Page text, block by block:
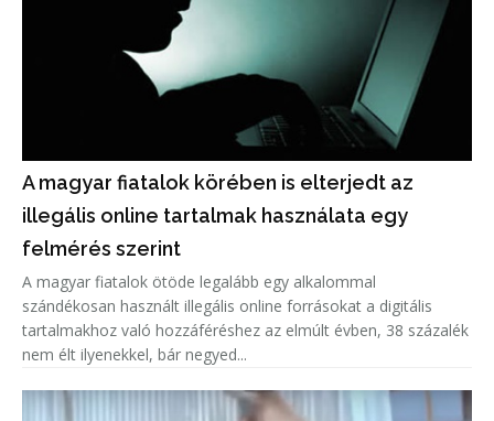
A magyar fiatalok körében is elterjedt az
illegális online tartalmak használata egy
felmérés szerint
A magyar fiatalok ötöde legalább egy alkalommal
szándékosan használt illegális online forrásokat a digitális
tartalmakhoz való hozzáféréshez az elmúlt évben, 38 százalék
nem élt ilyenekkel, bár negyed...